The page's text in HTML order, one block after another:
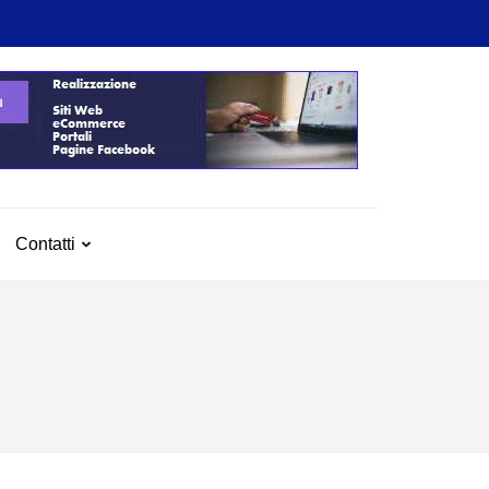
Contatti